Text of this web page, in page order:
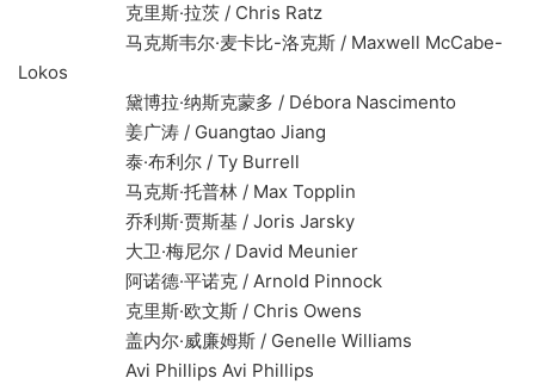
克里斯·拉茨 / Chris Ratz
马克斯韦尔·麦卡比-洛克斯 / Maxwell McCabe-
Lokos
黛博拉·纳斯克蒙多 / Débora Nascimento
姜广涛 / Guangtao Jiang
泰·布利尔 / Ty Burrell
马克斯·托普林 / Max Topplin
乔利斯·贾斯基 / Joris Jarsky
大卫·梅尼尔 / David Meunier
阿诺德·平诺克 / Arnold Pinnock
克里斯·欧文斯 / Chris Owens
盖内尔·威廉姆斯 / Genelle Williams
Avi Phillips Avi Phillips